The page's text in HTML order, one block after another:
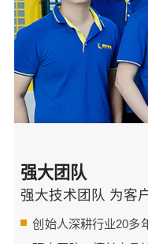
强大团队
强大技术团队 为客
创始人深耕行业20多